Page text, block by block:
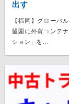
出す
【福岡】グローバ
望園に外貿コンテ
ション」を...